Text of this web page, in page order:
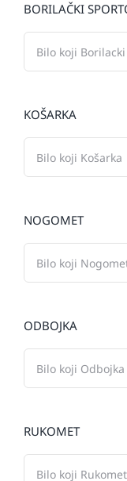
BORILAČKI
KOŠARKA
NOGOMET
ODBOJKA
RUKOMET